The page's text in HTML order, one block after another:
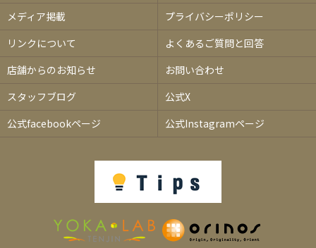
メディア掲載
プライバシーポリシー
リンクについて
よくあるご質問と回答
店舗からのお知らせ
お問い合わせ
スタッフブログ
公式X
公式facebookページ
公式Instagramページ